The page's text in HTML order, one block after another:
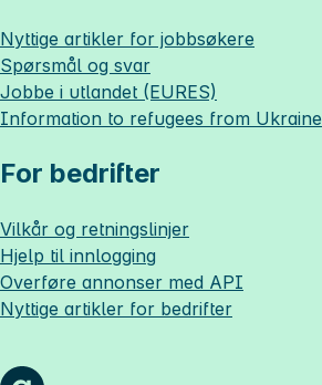
Nyttige artikler for jobbsøkere
Spørsmål og svar
Jobbe i utlandet (EURES)
Information to refugees from Ukraine
For bedrifter
Vilkår og retningslinjer
Hjelp til innlogging
Overføre annonser med API
Nyttige artikler for bedrifter